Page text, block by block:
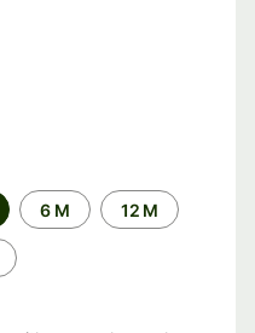
6 M 12 M